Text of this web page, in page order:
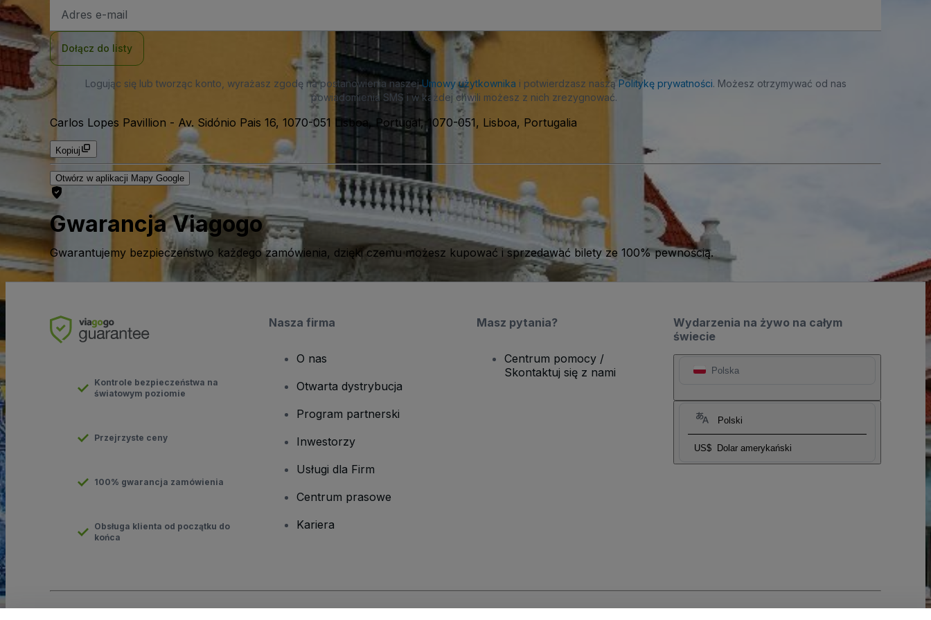
e-
Dołącz do listy
Logując się lub tworząc konto, wyrażasz zgodę na postanowienia naszejUmowy użytkownika i potwierdzasz naszą Politykę prywatności. Możesz otrzymywać od nas
powiadomienia SMS i w każdej chwili możesz z nich zrezygnować.
Carlos Lopes Pavillion - Av. Sidónio Pais 16, 1070-051 Lisboa, Portugal, 1070-051, Lisboa, Portugalia
Kopiuj
Otwórz w aplikacji Mapy Google
Gwarancja Viagogo
Gwarantujemy bezpieczeństwo każdego zamówienia, dzięki czemu możesz kupować i sprzedawać bilety ze 100% pewnością.
Wydarzenia na żywo na całym
świecie
Polska
Polski
US$ Dolar amerykański
Kontrole bezpieczeństwa na
światowym poziomie
Przejrzyste ceny
100% gwarancja zamówienia
Obsługa klienta od początku do
końca
Nasza firma
O nas
Otwarta dystrybucja
Program partnerski
Inwestorzy
Usługi dla Firm
Centrum prasowe
Kariera
Masz pytania?
Centrum pomocy /
Skontaktuj się z nami